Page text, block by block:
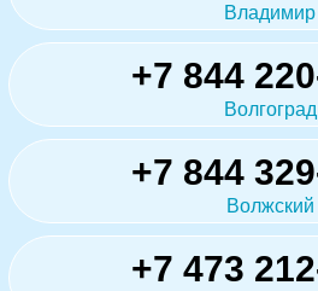
Владимир
+7 844
Волгоград
+7 844
Волжский
+7 473